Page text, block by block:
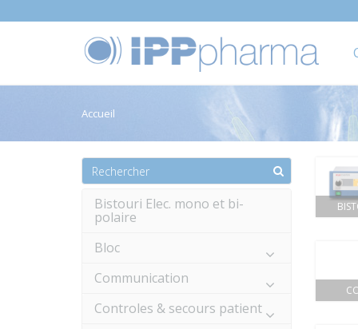
Accueil
Bistouri Elec. mono et bi-
polaire
Bloc
Communication
Controles & secours patient